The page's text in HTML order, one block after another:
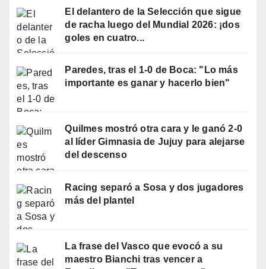
El delantero de la Selección que sigue
de racha luego del Mundial 2026: ¡dos
goles en cuatro...
Paredes, tras el 1-0 de Boca: "Lo más
importante es ganar y hacerlo bien"
Quilmes mostró otra cara y le ganó 2-0
al líder Gimnasia de Jujuy para alejarse
del descenso
Racing separó a Sosa y dos jugadores
más del plantel
La frase del Vasco que evocó a su
maestro Bianchi tras vencer a